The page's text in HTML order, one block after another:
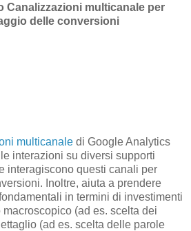
Canalizzazioni multicanale per
delle conversioni
multicanale di Google Analytics
interazioni su diversi supporti
interagiscono questi canali per
Inoltre, aiuta a prendere
in termini di investimenti
(ad es. scelta dei
(ad es. scelta delle parole